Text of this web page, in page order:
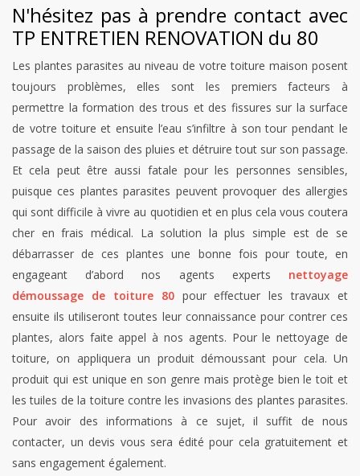
N'hésitez pas à prendre contact avec
TP ENTRETIEN RENOVATION du 80
Les plantes parasites au niveau de votre toiture maison posent
toujours problèmes, elles sont les premiers facteurs à
permettre la formation des trous et des fissures sur la surface
de votre toiture et ensuite l’eau s’infiltre à son tour pendant le
passage de la saison des pluies et détruire tout sur son passage.
Et cela peut être aussi fatale pour les personnes sensibles,
puisque ces plantes parasites peuvent provoquer des allergies
qui sont difficile à vivre au quotidien et en plus cela vous coutera
cher en frais médical. La solution la plus simple est de se
débarrasser de ces plantes une bonne fois pour toute, en
engageant d’abord nos agents experts nettoyage
démoussage de toiture 80pour effectuer les travaux et
ensuite ils utiliseront toutes leur connaissance pour contrer ces
plantes, alors faite appel à nos agents. Pour le nettoyage de
toiture, on appliquera un produit démoussant pour cela. Un
produit qui est unique en son genre mais protège bien le toit et
les tuiles de la toiture contre les invasions des plantes parasites.
Pour avoir des informations à ce sujet, il suffit de nous
contacter, un devis vous sera édité pour cela gratuitement et
sans engagement également.